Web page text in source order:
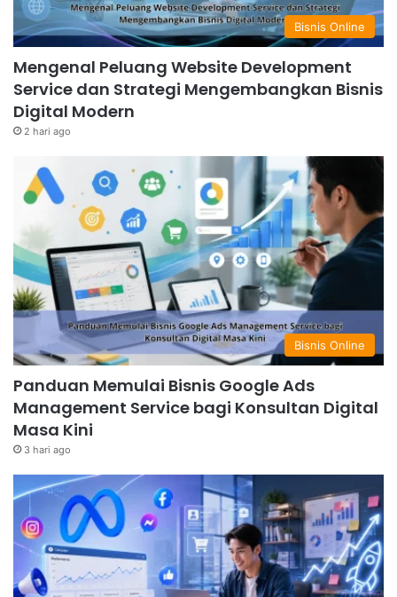
Bisnis Online
Mengenal Peluang Website Development
Service dan Strategi Mengembangkan Bisnis
Digital Modern
2 hari ago
Bisnis Online
Panduan Memulai Bisnis Google Ads
Management Service bagi Konsultan Digital
Masa Kini
3 hari ago